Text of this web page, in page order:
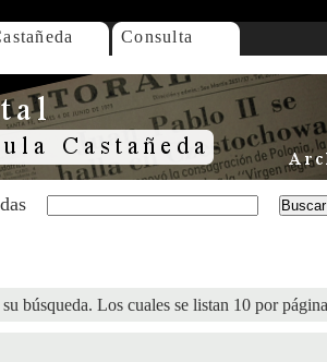
Consulta
búsqueda. Los cuales se listan 10 por